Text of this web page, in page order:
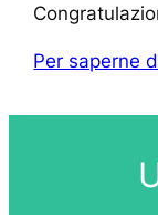
Per saperne